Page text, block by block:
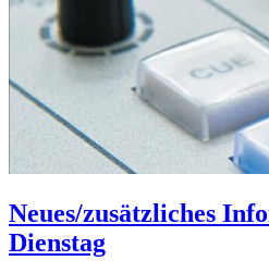
Neues/zusätzliches
Dienstag